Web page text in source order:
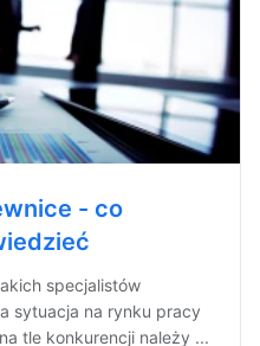
- co
specjalistów
sytuacja na rynku pracy
tle konkurencji należy ...